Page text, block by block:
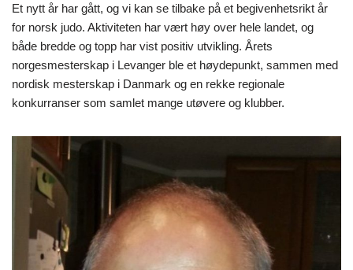
Et nytt år har gått, og vi kan se tilbake på et begivenhetsrikt år
for norsk judo. Aktiviteten har vært høy over hele landet, og
både bredde og topp har vist positiv utvikling. Årets
norgesmesterskap i Levanger ble et høydepunkt, sammen med
nordisk mesterskap i Danmark og en rekke regionale
konkurranser som samlet mange utøvere og klubber.